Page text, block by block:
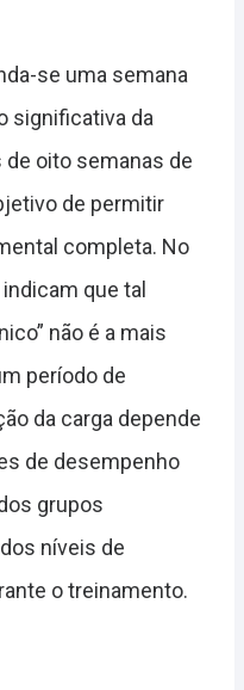
se uma semana
significativa da
oito semanas de
de permitir
completa. No
que tal
não é a mais
período de
da carga depende
de desempenho
grupos
níveis de
o treinamento.